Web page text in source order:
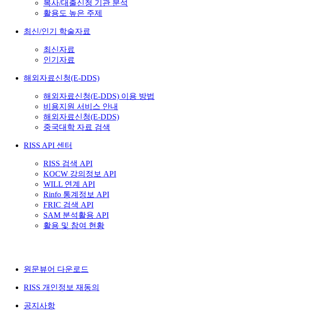
복사/대출신청 기관 분석
활용도 높은 주제
최신/인기 학술자료
최신자료
인기자료
해외자료신청(E-DDS)
해외자료신청(E-DDS) 이용 방법
비용지원 서비스 안내
해외자료신청(E-DDS)
중국대학 자료 검색
RISS API 센터
RISS 검색 API
KOCW 강의정보 API
WILL 연계 API
Rinfo 통계정보 API
FRIC 검색 API
SAM 분석활용 API
활용 및 참여 현황
원문뷰어 다운로드
RISS 개인정보 재동의
공지사항